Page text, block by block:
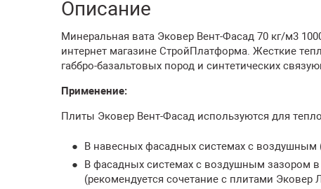
Описание
Минеральная вата Эковер Вент-Фасад 70 кг/м3
интернет магазине СтройПлатформа. Жесткие
габбро-базальтовых пород и синтетических
Применение:
Плиты Эковер Вент-Фасад используются для
В навесных фасадных системах с
В фасадных системах с воздушным зазором в
(рекомендуется сочетание с плитами Эковер